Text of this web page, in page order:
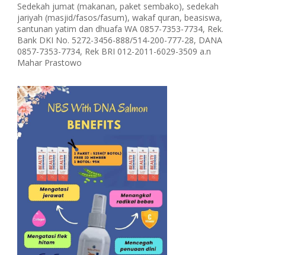
Sedekah jumat (makanan, paket sembako), sedekah
jariyah (masjid/fasos/fasum), wakaf quran, beasiswa,
santunan yatim dan dhuafa WA 0857-7353-7734, Rek.
Bank DKI No. 5272-3456-888/514-200-777-28, DANA
0857-7353-7734, Rek BRI 012-2011-6029-3509 a.n
Mahar Prastowo